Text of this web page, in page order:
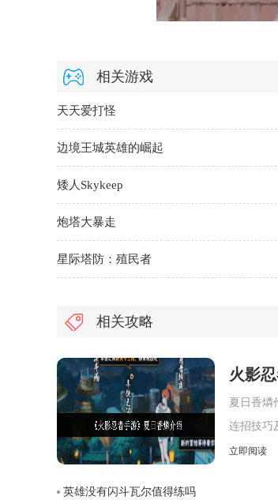
相关游戏
天天爱打怪
边境王城英雄的崛起
矮人Skykeep
炮塔大暴走
星际塔防：殖民者
相关攻略
火影
夏日香燐
连招技巧
面，夏日
视觉表
立即阅读
英雄没有闪斗瓦尔值得练吗